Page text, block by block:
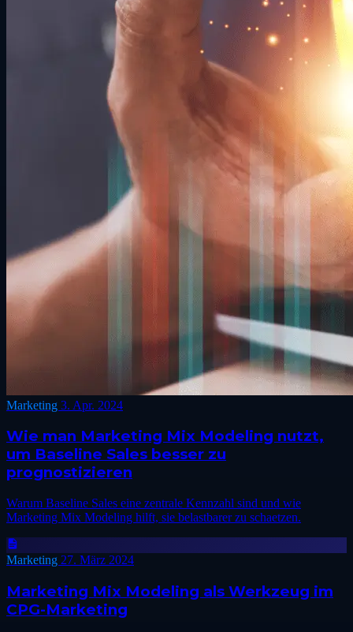
Marketing 3. Apr. 2024
Wie man Marketing Mix Modeling nutzt,
um Baseline Sales besser zu
prognostizieren
Warum Baseline Sales eine zentrale Kennzahl sind und wie
Marketing Mix Modeling hilft, sie belastbarer zu schaetzen.
Marketing 27. März 2024
Marketing Mix Modeling als Werkzeug im
CPG-Marketing